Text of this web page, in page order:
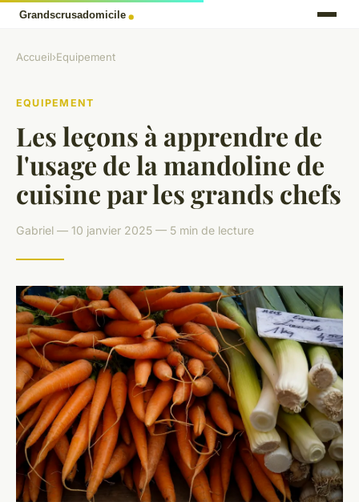
Accueil›Equipement
EQUIPEMENT
Les leçons à apprendre de
l'usage de la mandoline de
cuisine par les grands chefs
Gabriel — 10 janvier 2025 — 5 min de lecture